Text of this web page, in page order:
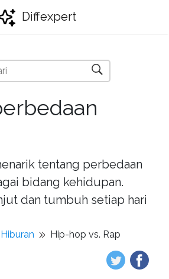
Diffexpert
tentang perbedaan
bidang kehidupan.
dan tumbuh setiap hari
Hiburan Hip-hop vs. Rap